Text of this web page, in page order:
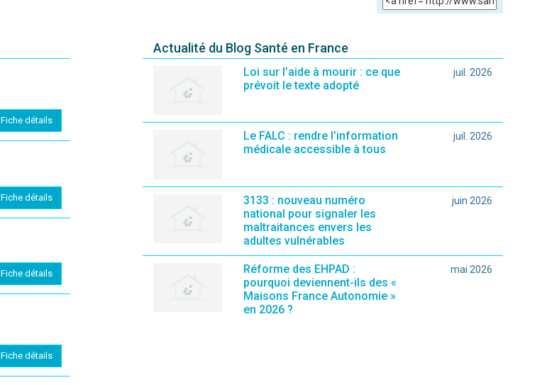
Fiche détails
Fiche détails
Fiche détails
Fiche détails
Actualité du Blog Santé en France
Loi sur l’aide à mourir : ce que
prévoit le texte adopté
juil. 2026
Le FALC : rendre l’information
médicale accessible à tous
juil. 2026
3133 : nouveau numéro
national pour signaler les
maltraitances envers les
adultes vulnérables
juin 2026
Réforme des EHPAD :
pourquoi deviennent-ils des «
Maisons France Autonomie »
en 2026 ?
mai 2026